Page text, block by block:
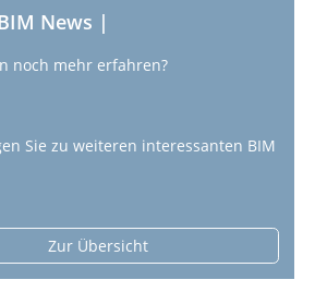
News |
noch mehr erfahren?
Sie zu weiteren interessanten BIM
Zur Übersicht